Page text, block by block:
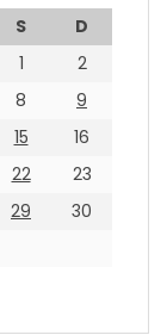
S
D
1
2
8
9
15
16
22
23
29
30